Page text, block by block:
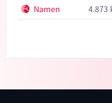
Namen
4.873